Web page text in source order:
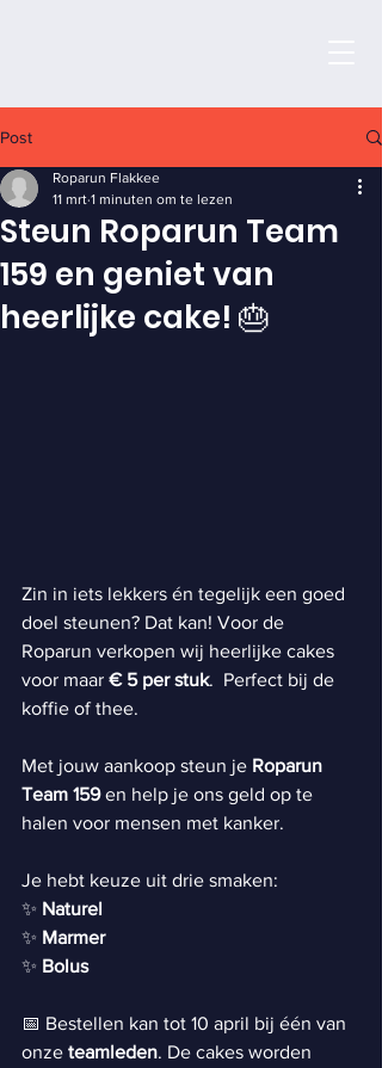
Post
Steun Roparun Team
159 en geniet van
heerlijke cake! 🎂
Roparun Flakkee
11 mrt 1 minuten om te lezen
Zin in iets lekkers én tegelijk een goed
doel steunen? Dat kan! Voor de
Roparun verkopen wij heerlijke cakes
voor maar € 5 per stuk.  Perfect bij de
koffie of thee.
Met jouw aankoop steun je Roparun
Team 159 en help je ons geld op te
halen voor mensen met kanker.
Je hebt keuze uit drie smaken:
✨ Naturel
✨ Marmer
✨ Bolus
📅 Bestellen kan tot 10 april bij één van
onze teamleden. De cakes worden